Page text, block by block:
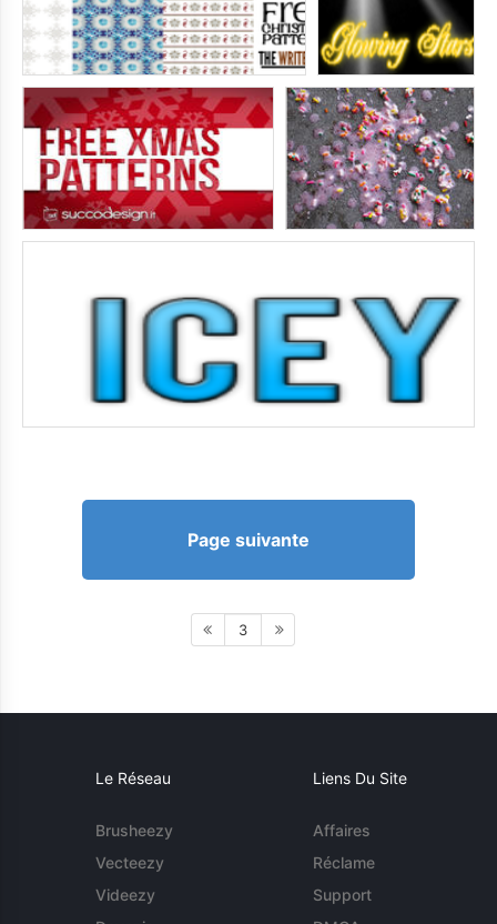
Page suivante
3
Le Réseau
Brusheezy
Vecteezy
Videezy
Liens Du Site
Affaires
Réclame
Support